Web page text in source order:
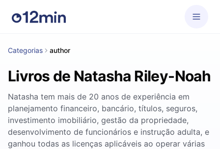
Categorias author
Livros de Natasha Riley-Noah
Natasha tem mais de 20 anos de experiência em
planejamento financeiro, bancário, títulos, seguros,
investimento imobiliário, gestão da propriedade,
desenvolvimento de funcionários e instrução adulta, e
ganhou todas as licenças aplicáveis ​​ao operar várias